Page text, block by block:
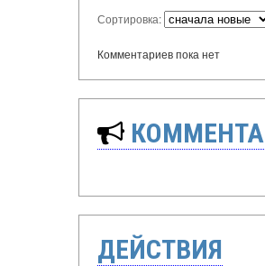
Сортировка:
Комментариев пока нет
ДЕЙСТВИЯ